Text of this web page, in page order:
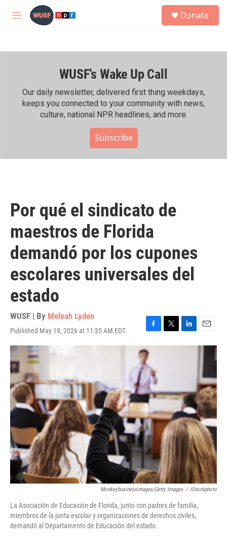
Skip to main content
M
h
Donate
WUSF's Wake Up Call
Our daily newsletter, delivered first thing weekdays,
keeps you connected to your community with news,
culture, national NPR headlines, and more.
Subscribe
Por qué el sindicato de
maestros de Florida
demandó por los cupones
escolares universales del
estado
WUSF | By Meleah Lyden
Published May 19, 2026 at 11:55 AM EDT
F
a
c
e
b
o
o
k
T
w
r
L
i
I
n
E
m
Monkeybusinessimages/Getty Images / IStockphoto
La Asociación de Educación de Florida, junto con padres de familia,
miembros de la junta escolar y organizaciones de derechos civiles,
demandó al Departamento de Educación del estado.